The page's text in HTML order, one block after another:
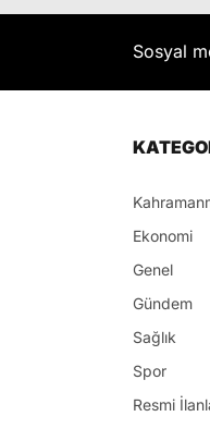
Sosyal
Ekonomi
Genel
Gündem
Sağlık
Spor
Resmi